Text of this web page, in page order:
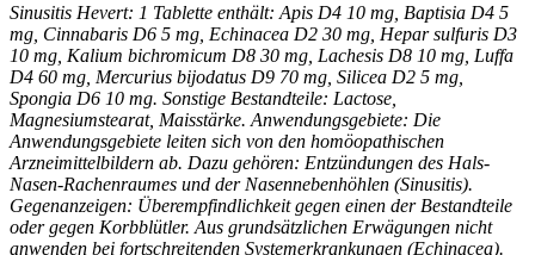
Sinusitis Hevert: 1 Tablette enthält: Apis D4 10 mg, Baptisia D4 5
mg, Cinnabaris D6 5 mg, Echinacea D2 30 mg, Hepar sulfuris D3
10 mg, Kalium bichromicum D8 30 mg, Lachesis D8 10 mg, Luffa
D4 60 mg, Mercurius bijodatus D9 70 mg, Silicea D2 5 mg,
Spongia D6 10 mg. Sonstige Bestandteile: Lactose,
Magnesiumstearat, Maisstärke. Anwendungsgebiete: Die
Anwendungsgebiete leiten sich von den homöopathischen
Arzneimittelbildern ab. Dazu gehören: Entzündungen des Hals-
Nasen-Rachenraumes und der Nasennebenhöhlen (Sinusitis).
Gegenanzeigen: Überempfindlichkeit gegen einen der Bestandteile
oder gegen Korbblütler. Aus grundsätzlichen Erwägungen nicht
anwenden bei fortschreitenden Systemerkrankungen (Echinacea).